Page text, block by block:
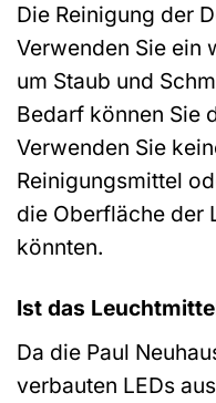
Die Reinigung der
Verwenden Sie ein
um Staub und
Bedarf können Sie
Verwenden Sie
Reinigungsmittel
die Oberfläche der
könnten.
Ist das
Da die Paul
verbauten LEDs